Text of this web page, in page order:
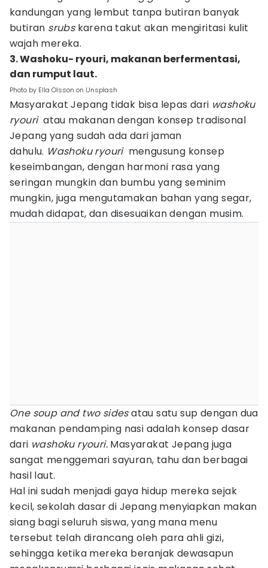
kandungan yang lembut tanpa butiran banyak
butiran srubskarena takut akan mengiritasi kulit
wajah mereka.
3. Washoku- ryouri, makanan berfermentasi,
dan rumput laut.
Photo by Ella Olsson on Unsplash
Masyarakat Jepang tidak bisa lepas dari washoku
ryouri atau makanan dengan konsep tradisonal
Jepang yang sudah ada dari jaman
dahulu. Washoku ryouri mengusung konsep
keseimbangan, dengan harmoni rasa yang
seringan mungkin dan bumbu yang seminim
mungkin, juga mengutamakan bahan yang segar,
mudah didapat, dan disesuaikan dengan musim.
One soup and two sidesatau satu sup dengan dua
makanan pendamping nasi adalah konsep dasar
dari washoku ryouri. Masyarakat Jepang juga
sangat menggemari sayuran, tahu dan berbagai
hasil laut.
Hal ini sudah menjadi gaya hidup mereka sejak
kecil, sekolah dasar di Jepang menyiapkan makan
siang bagi seluruh siswa, yang mana menu
tersebut telah dirancang oleh para ahli gizi,
sehingga ketika mereka beranjak dewasapun